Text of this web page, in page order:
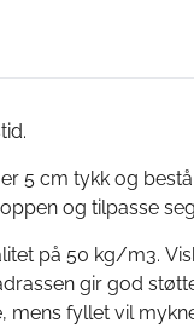
5 cm tykk og
og tilpasse
på 50 kg/m3.
gir god
fyllet vil